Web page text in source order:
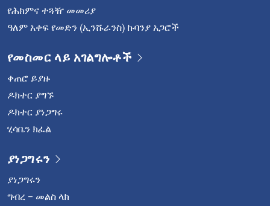
የሕክምና ተጓዥ መመሪያ
ዓለም አቀፍ የመድን (ኢንሹራንስ) ኩባንያ አጋሮች
የመስመር ላይ አገልግሎቶች
ቀጠሮ ይያዙ
ዶክተር ያግኙ
ዶክተር ያነጋግሩ
ሂሳቤን ክፈል
ያነጋግሩን
ያነጋግሩን
ግብረ – መልስ ላክ